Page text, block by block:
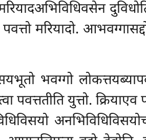
मरियादो.
भवग्गो
पवत्ततीति युत्तो.